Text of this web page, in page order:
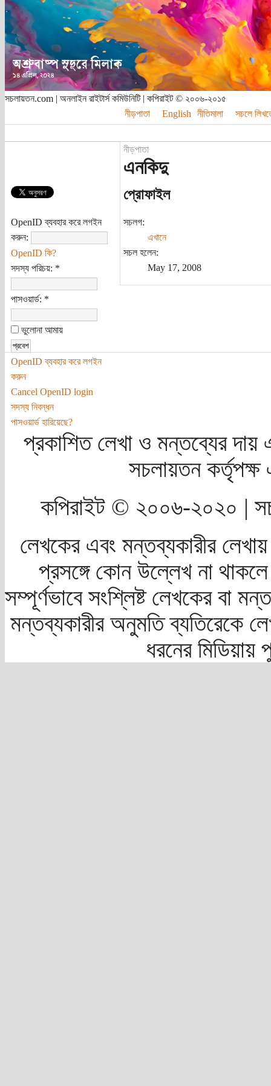
সচলায়তন.com | অনলাইন রাইটার্স কমিউনিটি | কপিরাইট © ২০০৬-২০১৫
নীড়পাতা
English নীতিমালা সচলে
OpenID ব্যবহার করে লগইন
করুন:
OpenID কি?
সদস্য পরিচয়: *
পাসওয়ার্ড: *
ভুলোনা আমায়
OpenID ব্যবহার করে লগইন
করুন
Cancel OpenID login
সদস্য নিবন্ধন
পাসওয়ার্ড হারিয়েছে?
নীড়পাতা
এনকিদু
প্রোফাইল
সচলগ:
এখানে
সচল হলেন:
May 17, 2008
প্রকাশিত লেখা ও মন্তব্যের দায়
সচলায়তন
কপিরাইট © ২০০৬-২০২০ |
লেখকের এবং মন্তব্যকারীর
প্রসঙ্গে কোন উল্লেখ না
সম্পূর্ণভাবে সংশ্লিষ্ট লেখকের বা
মন্তব্যকারীর অনুমতি ব্যতিরেকে
ধরনের মিডিয়ায়